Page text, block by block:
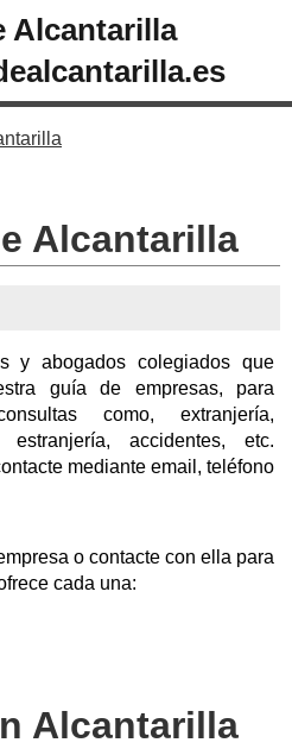
Alcantarilla
Alcantarilla
y abogados colegiados que
guía de empresas, para
como, extranjería,
estranjería, accidentes, etc.
mediante email, teléfono
o contacte con ella para
cada una:
Alcantarilla